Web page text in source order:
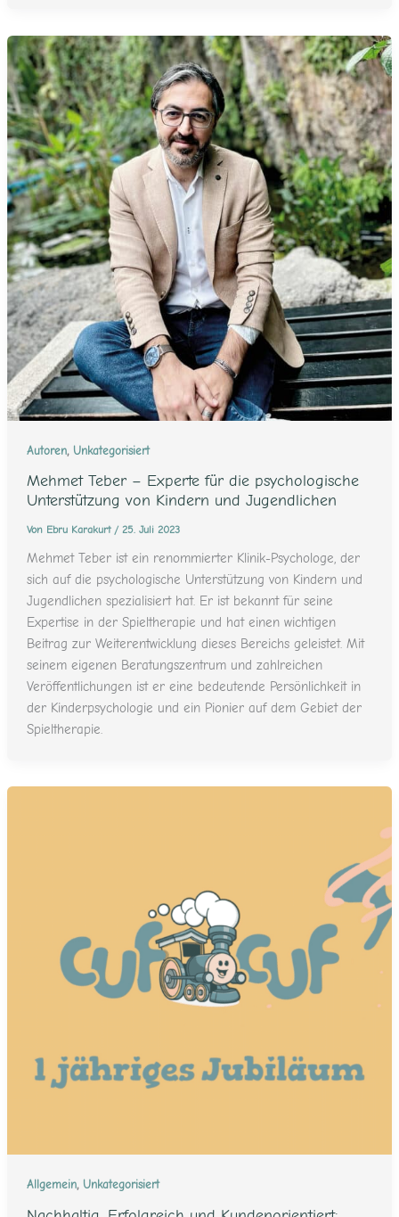
Autoren, Unkategorisiert
Mehmet Teber – Experte für die psychologische
Unterstützung von Kindern und Jugendlichen
Von Ebru Karakurt / 25. Juli 2023
Mehmet Teber ist ein renommierter Klinik-Psychologe, der
sich auf die psychologische Unterstützung von Kindern und
Jugendlichen spezialisiert hat. Er ist bekannt für seine
Expertise in der Spieltherapie und hat einen wichtigen
Beitrag zur Weiterentwicklung dieses Bereichs geleistet. Mit
seinem eigenen Beratungszentrum und zahlreichen
Veröffentlichungen ist er eine bedeutende Persönlichkeit in
der Kinderpsychologie und ein Pionier auf dem Gebiet der
Spieltherapie.
Allgemein, Unkategorisiert